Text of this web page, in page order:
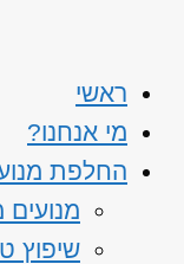
ראשי
מי אנחנו?
החלפת
שיפוץ